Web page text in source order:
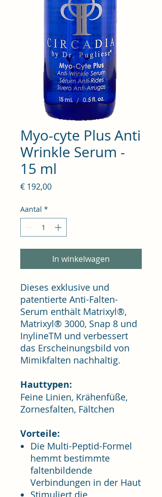
Myo-cyte Plus Anti
Wrinkle Serum -
15 ml
€ 192,00Prijs
Aantal *
In winkelwagen
Dieses exklusive und
patentierte Anti-Falten-
Serum enthält Matrixyl®,
Matrixyl® 3000, Snap 8 und
InylineTM und verbessert
das Erscheinungsbild von
Mimikfalten nachhaltig.
Hauttypen:
Feine Linien, Krähenfüße,
Zornesfalten, Fältchen
Vorteile:
Die Multi-Peptid-Formel
hemmt bestimmte
faltenbildende
Verbindungen in der Haut
Stimuliert die